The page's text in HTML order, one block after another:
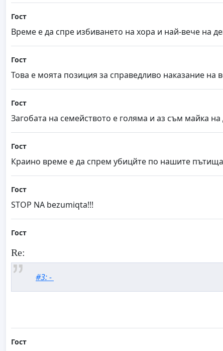
Гост
Време е да спре избиването на хора и най-вече на
Гост
Това е моята позиция за справедливо наказание на
Гост
Загобата на семейството е голяма и аз съм майка
Гост
Краино време е да спрем убицйте по нашите
Гост
STOP NA bezumiqta!!!
Гост
Re:
#3: -
Гост